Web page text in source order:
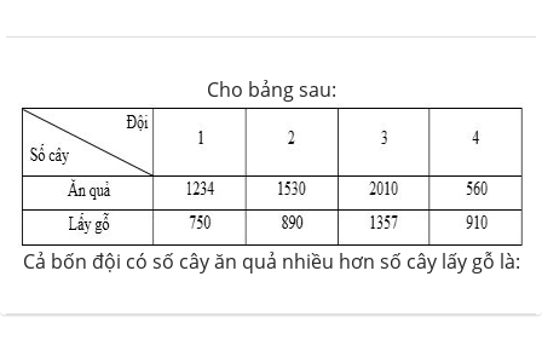
Cho bảng sau:
Cả bốn đội có số cây ăn quả nhiều hơn số cây lấy gỗ là: